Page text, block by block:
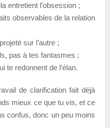
entretient l’obsession ;
observables de la relation
sur l’autre ;
pas à tes fantasmes ;
te redonnent de l’élan.
de clarification fait déjà
mieux ce que tu vis, et ce
confus, donc un peu moins